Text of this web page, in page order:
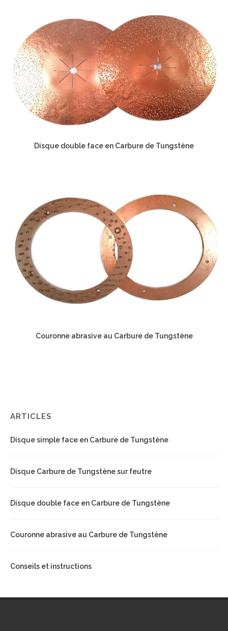
Disque double face en Carbure de Tungstène
Couronne abrasive au Carbure de Tungstène
ARTICLES
Disque simple face en Carbure de Tungstène
Disque Carbure de Tungstène sur feutre
Disque double face en Carbure de Tungstène
Couronne abrasive au Carbure de Tungstène
Conseils et instructions